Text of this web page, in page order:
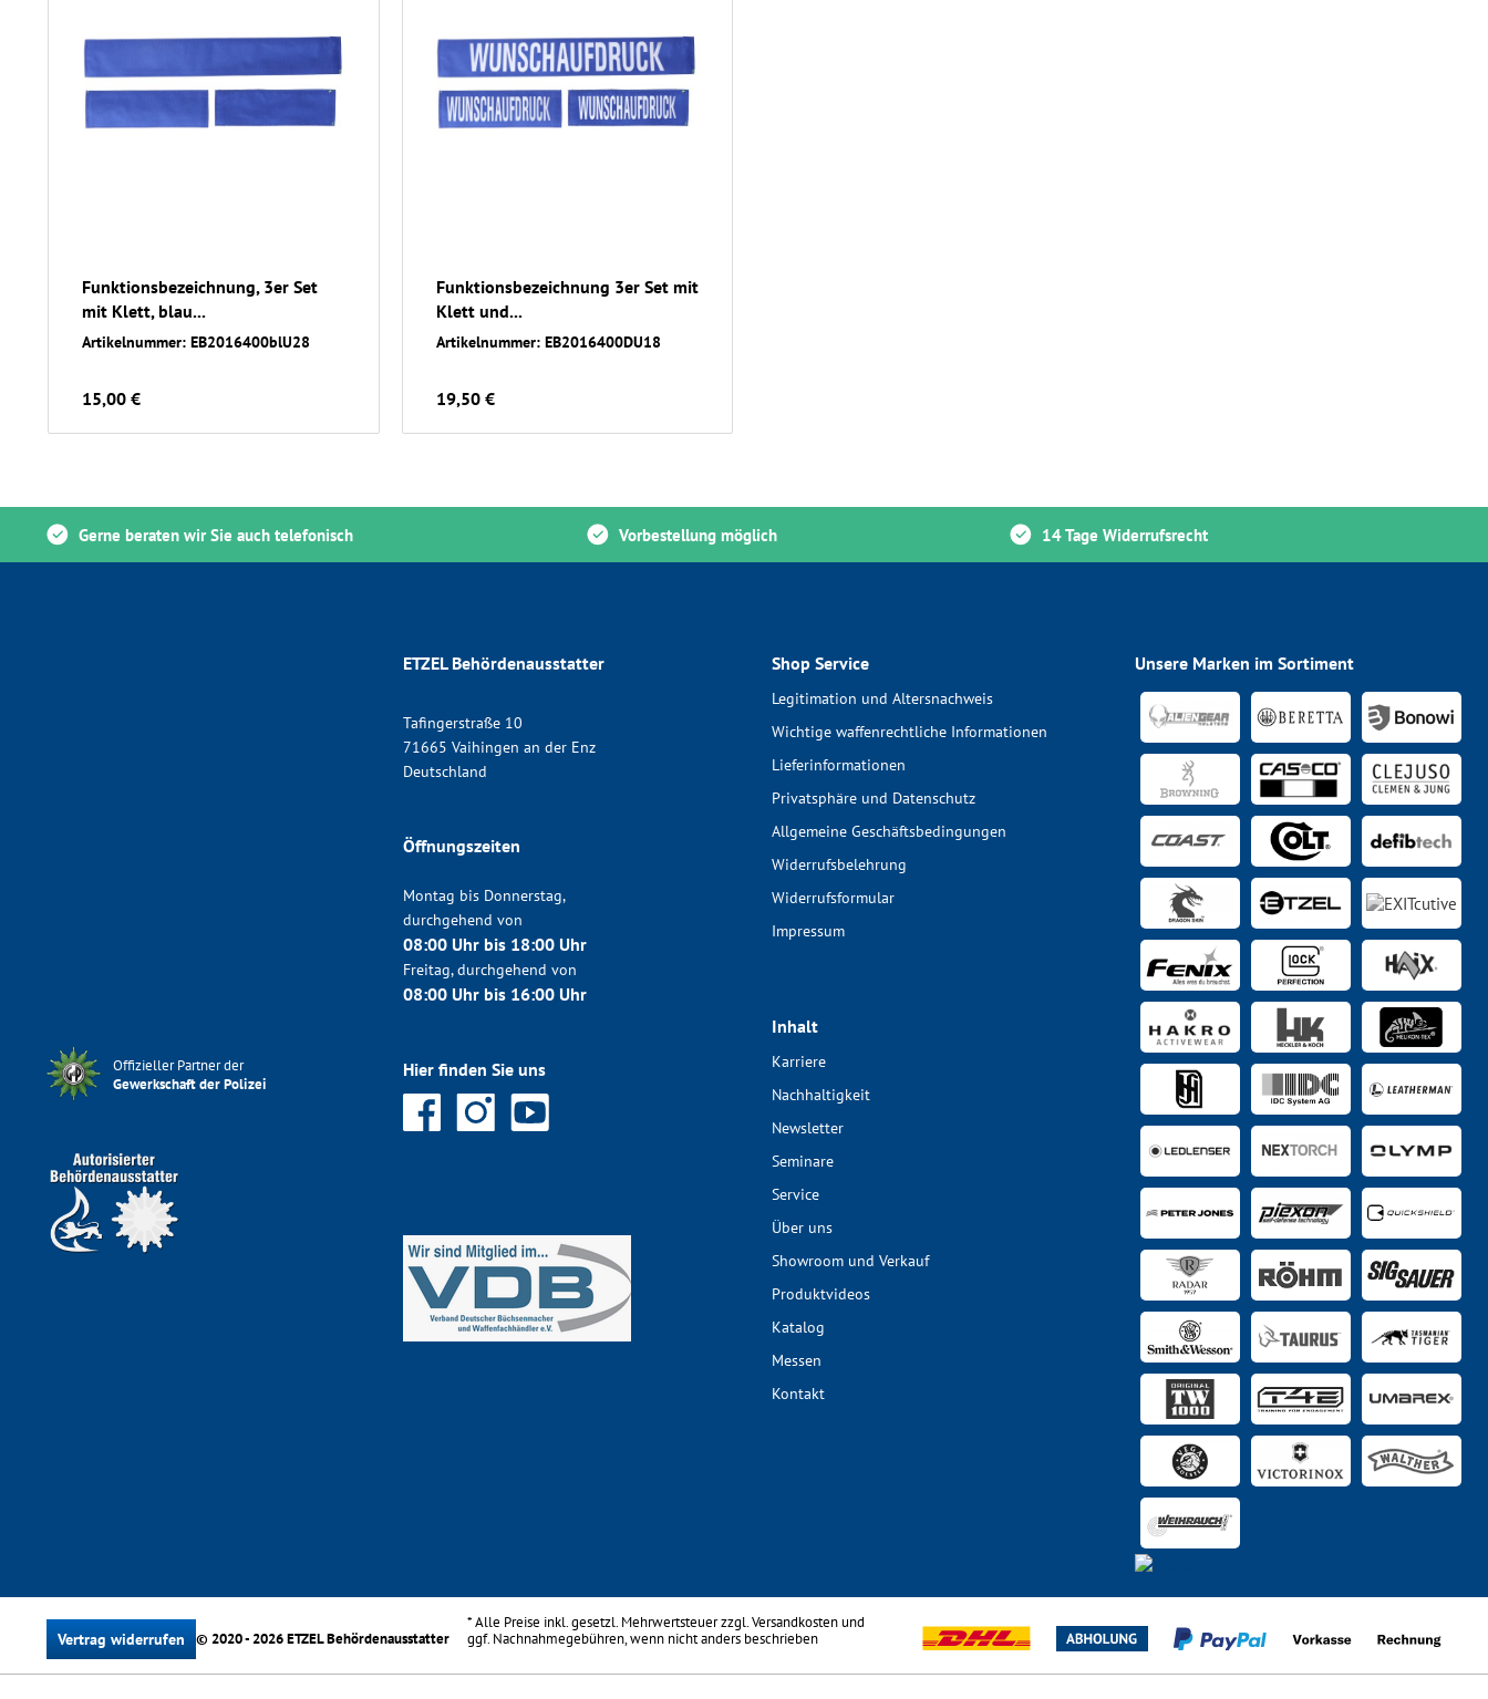
Funktionsbezeichnung, 3er Set
mit Klett, blau...
Artikelnummer: EB2016400blU28
15,00 €
Funktionsbezeichnung 3er Set mit
Klett und...
Artikelnummer: EB2016400DU18
19,50 €
Gerne beraten wir Sie auch telefonisch Vorbestellung möglich 14 Tage Widerrufsrecht
Offizieller Partner der
Gewerkschaft der Polizei
ETZEL Behördenausstatter
Tafingerstraße 10
71665 Vaihingen an der Enz
Deutschland
Öffnungszeiten
Montag bis Donnerstag,
durchgehend von
08:00 Uhr bis 18:00 Uhr
Freitag, durchgehend von
08:00 Uhr bis 16:00 Uhr
Hier finden Sie uns
Shop Service
Legitimation und Altersnachweis
Wichtige waffenrechtliche Informationen
Lieferinformationen
Privatsphäre und Datenschutz
Allgemeine Geschäftsbedingungen
Widerrufsbelehrung
Widerrufsformular
Impressum
Inhalt
Karriere
Nachhaltigkeit
Newsletter
Seminare
Service
Über uns
Showroom und Verkauf
Produktvideos
Katalog
Messen
Kontakt
Unsere Marken im Sortiment
Vertrag widerrufen © 2020 - 2026 ETZEL Behördenausstatter
* Alle Preise inkl. gesetzl. Mehrwertsteuer zzgl.Versandkostenund
ggf. Nachnahmegebühren, wenn nicht anders beschrieben